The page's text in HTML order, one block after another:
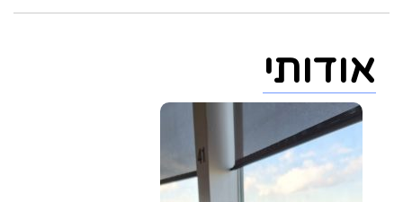
אודותי